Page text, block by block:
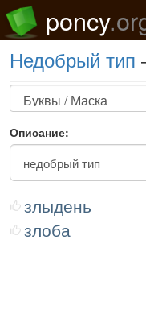
poncy
недобрый тип
злыдень
злоба
Описание: